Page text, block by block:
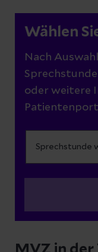
Wählen
Nach
oder weitere